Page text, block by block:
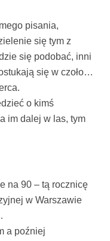
pisania,
się tym z
się podobać, inni
się w czoło…
o kimś
im dalej w las, tym
na 90 – tą rocznicę
w Warszawie
a poźniej